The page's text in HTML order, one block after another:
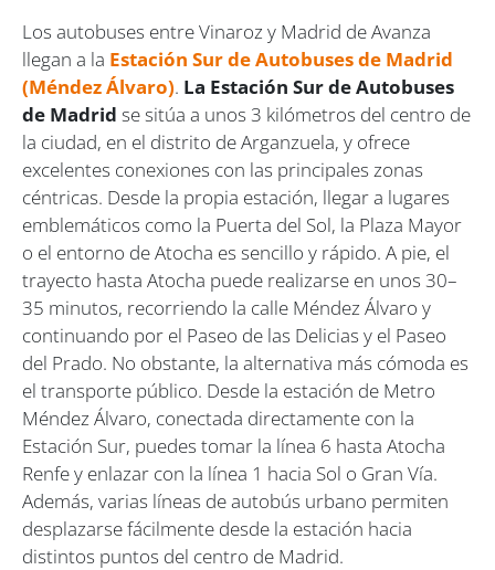
Los autobuses entre Vinaroz y Madrid de Avanza
llegan a la Estación Sur de Autobuses de Madrid
(Méndez Álvaro). La Estación Sur de Autobuses
de Madrid se sitúa a unos 3 kilómetros del centro de
la ciudad, en el distrito de Arganzuela, y ofrece
excelentes conexiones con las principales zonas
céntricas. Desde la propia estación, llegar a lugares
emblemáticos como la Puerta del Sol, la Plaza Mayor
o el entorno de Atocha es sencillo y rápido. A pie, el
trayecto hasta Atocha puede realizarse en unos 30–
35 minutos, recorriendo la calle Méndez Álvaro y
continuando por el Paseo de las Delicias y el Paseo
del Prado. No obstante, la alternativa más cómoda es
el transporte público. Desde la estación de Metro
Méndez Álvaro, conectada directamente con la
Estación Sur, puedes tomar la línea 6 hasta Atocha
Renfe y enlazar con la línea 1 hacia Sol o Gran Vía.
Además, varias líneas de autobús urbano permiten
desplazarse fácilmente desde la estación hacia
distintos puntos del centro de Madrid.